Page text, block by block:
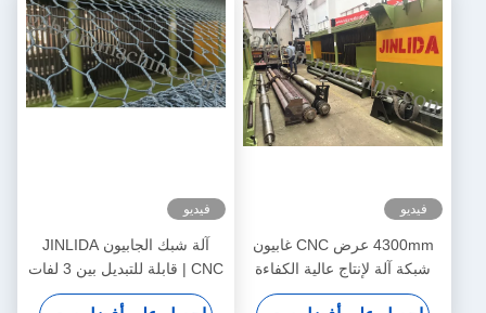
فيديو
4300mm عرض CNC غابيون
شبكة آلة لإنتاج عالية الكفاءة
غابيون شبكة
فيديو
آلة شبك الجابيون JINLIDA
CNC | قابلة للتبديل بين 3 لفات
/ 5 لفات | طول لف قابل